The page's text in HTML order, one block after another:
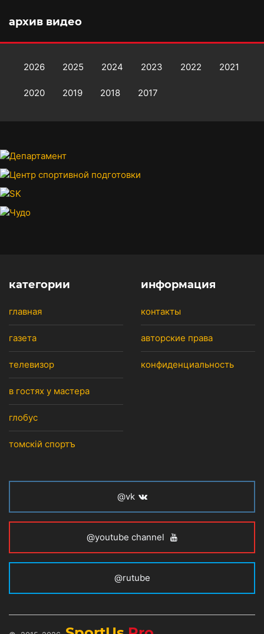
архив видео
2026 2025 2024 2023 2022 2021
2020 2019 2018 2017
категории
главная
газета
телевизор
в гостях у мастера
глобус
томскiй спортъ
информация
контакты
авторские права
конфиденциальность
@vk
@youtube channel
@rutube